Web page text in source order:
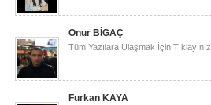
Onur BİGAÇ
Tüm Yazılara Ulaşmak İçin Tıklayınız.
Furkan KAYA